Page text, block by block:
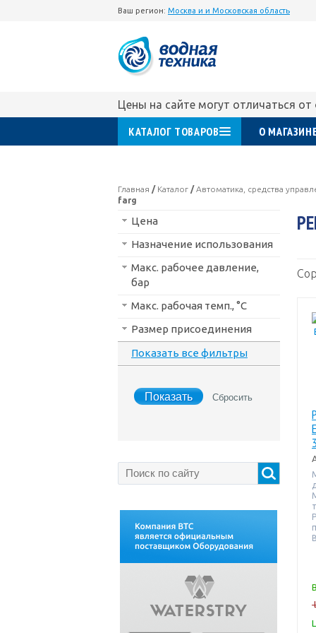
Ваш регион: Москва и и Московская область
Цены на сайте могут отличаться
КАТАЛОГ ТОВАРОВ О
Главная / Каталог /Автоматика, средства
farg
Цена
Назначение использования
Макс. рабочее давление,
бар
Макс. рабочая темп., °С
Размер присоединения
Показать все фильтры